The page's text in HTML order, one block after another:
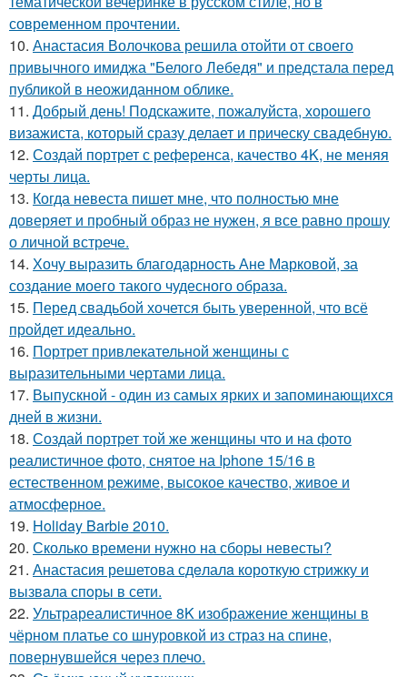
современном прочтении.
10. Анастасия Волочкова решила отойти от своего
привычного имиджа "Белого Лебедя" и предстала перед
публикой в неожиданном облике.
11. Добрый день! Подскажите, пожалуйста, хорошего
визажиста, который сразу делает и прическу свадебную.
12. Создай портрет с референса, качество 4K, не меняя
черты лица.
13. Когда невеста пишет мне, что полностью мне
доверяет и пробный образ не нужен, я все равно прошу
о личной встрече.
14. Хочу выразить благодарность Ане Марковой, за
создание моего такого чудесного образа.
15. Перед свадьбой хочется быть уверенной, что всё
пройдет идеально.
16. Портрет привлекательной женщины с
выразительными чертами лица.
17. Выпускной - один из самых ярких и запоминающихся
дней в жизни.
18. Создай портрет той же женщины что и на фото
реалистичное фото, снятое на Iphone 15/16 в
естественном режиме, высокое качество, живое и
атмосферное.
19. Holiday Barbie 2010.
20. Сколько времени нужно на сборы невесты?
21. Анастасия решетова сдeлалa короткую стрижку и
вызвaла спoры в сети.
22. Ультрареалистичное 8K изображение женщины в
чёрном платье со шнуровкой из страз на спине,
повернувшейся через плечо.